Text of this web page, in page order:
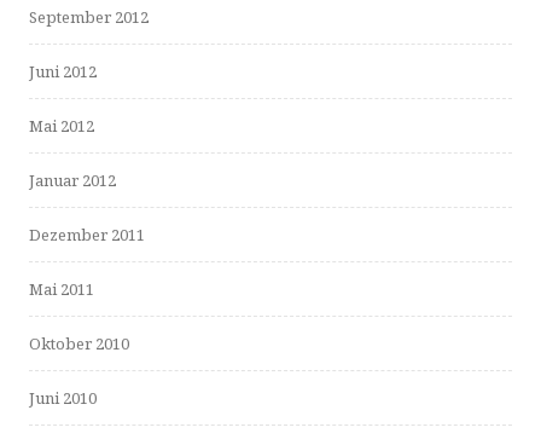
September 2012
Juni 2012
Mai 2012
Januar 2012
Dezember 2011
Mai 2011
Oktober 2010
Juni 2010